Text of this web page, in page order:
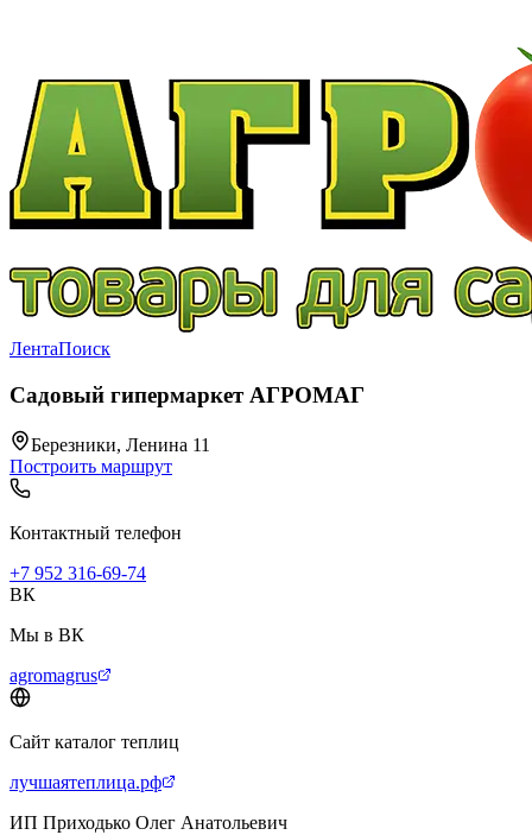
ЛентаПоиск
Садовый гипермаркет АГРОМАГ
Березники, Ленина 11
Построить маршрут
Контактный телефон
+7 952 316-69-74
ВК
Мы в ВК
agromagrus
Сайт каталог теплиц
лучшаятеплица.рф
ИП Приходько Олег Анатольевич